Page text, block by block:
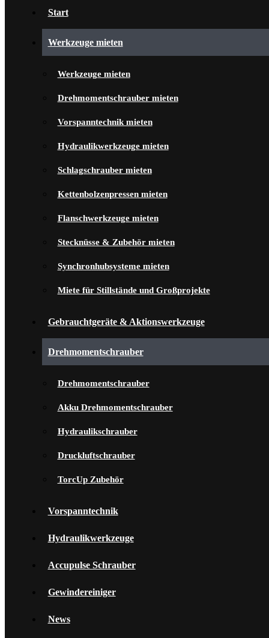
Start
Werkzeuge mieten
Werkzeuge mieten
Drehmomentschrauber mieten
Vorspanntechnik mieten
Hydraulikwerkzeuge mieten
Schlagschrauber mieten
Kettenbolzenpressen mieten
Flanschwerkzeuge mieten
Stecknüsse & Zubehör mieten
Synchronhubsysteme mieten
Miete für Stillstände und Großprojekte
Gebrauchtgeräte & Aktionswerkzeuge
Drehmomentschrauber
Drehmomentschrauber
Akku Drehmomentschrauber
Hydraulikschrauber
Druckluftschrauber
TorcUp Zubehör
Vorspanntechnik
Hydraulikwerkzeuge
Accupulse Schrauber
Gewindereiniger
News